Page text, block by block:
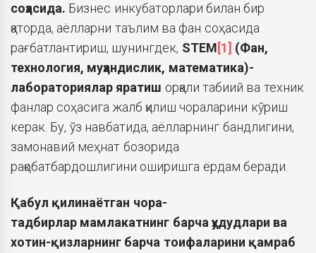
соҳасида. Бизнес инкубаторлари билан бир
қаторда, аёлларни таълим ва фан соҳасида
рағбатлантириш, шунингдек, STEM[1] (Фан,
технология, муҳандислик, математика)-
лабораториялар яратиш орқали табиий ва техник
фанлар соҳасига жалб қилиш чораларини кўриш
керак. Бу, ўз навбатида, аёлларнинг бандлигини,
замонавий меҳнат бозорида
рақобатбардошлигини оширишга ёрдам беради.
Қабул қилинаётган чора-
тадбирлар мамлакатнинг барча ҳудудлари ва
хотин-қизларнинг барча тоифаларини қамраб